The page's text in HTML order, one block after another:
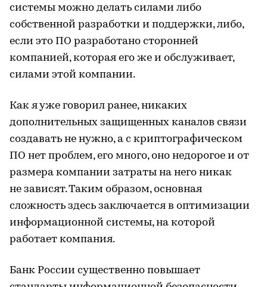
системы можно делать силами либо
собственной разработки и поддержки, либо,
если это ПО разработано сторонней
компанией, которая его же и обслуживает,
силами этой компании.
Как я уже говорил ранее, никаких
дополнительных защищенных каналов связи
создавать не нужно, а с криптографическом
ПО нет проблем, его много, оно недорогое и от
размера компании затраты на него никак
не зависят. Таким образом, основная
сложность здесь заключается в оптимизации
информационной системы, на которой
работает компания.
Банк России существенно повышает